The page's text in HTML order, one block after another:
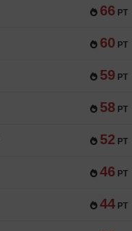
66 PT
60 PT
59 PT
58 PT
52 PT
46 PT
44 PT